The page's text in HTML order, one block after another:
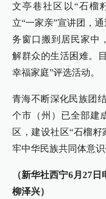
文亭巷社区以“石榴
立“一家亲”宣讲团，
务窗口搬到居民家中
解群众的生活困难。
幸福家庭”评选活动。
青海不断深化民族团
个市（州）已全部建
区，建设社区“石榴
牢中华民族共同体意识
（新华社西宁6月27
柳泽兴）